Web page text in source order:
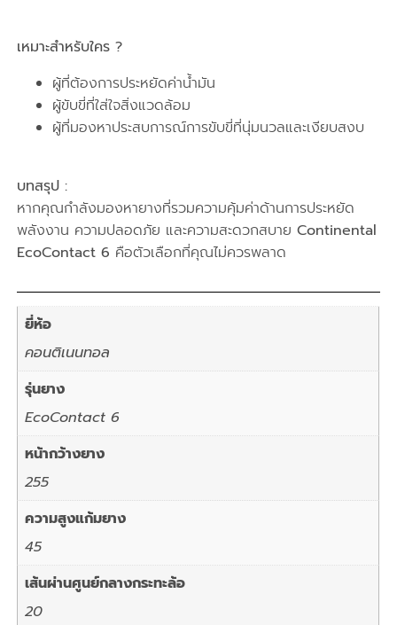
เหมาะสำหรับใคร ?
ผู้ที่ต้องการประหยัดค่าน้ำมัน
ผู้ขับขี่ที่ใส่ใจสิ่งแวดล้อม
ผู้ที่มองหาประสบการณ์การขับขี่ที่นุ่มนวลและเงียบสงบ
บทสรุป :
หากคุณกำลังมองหายางที่รวมความคุ้มค่าด้านการประหยัด
พลังงาน ความปลอดภัย และความสะดวกสบายContinental
EcoContact 6 คือตัวเลือกที่คุณไม่ควรพลาด
ยี่ห้อ
คอนติเนนทอล
รุ่นยาง
EcoContact 6
หน้ากว้างยาง
255
ความสูงแก้มยาง
45
เส้นผ่านศูนย์กลางกระทะล้อ
20